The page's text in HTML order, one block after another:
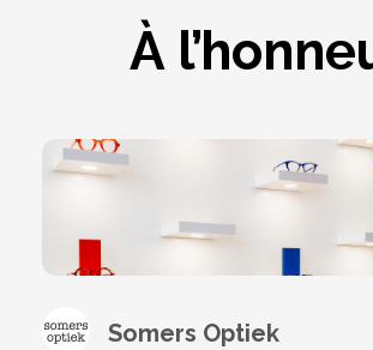
À
Somers Optiek